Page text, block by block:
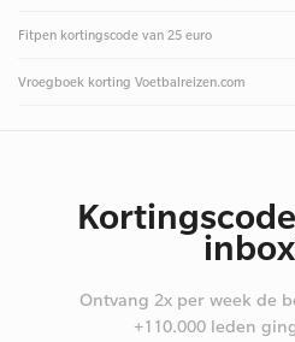
Fitpen kortingscode van 25 euro
Vroegboek korting Voetbalreizen.com
Ontvang 2x per week de
+110.000 leden